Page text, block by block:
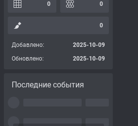
0 0
0
Добавлено:
2025-10-09
Обновлено:
2025-10-09
Последние события